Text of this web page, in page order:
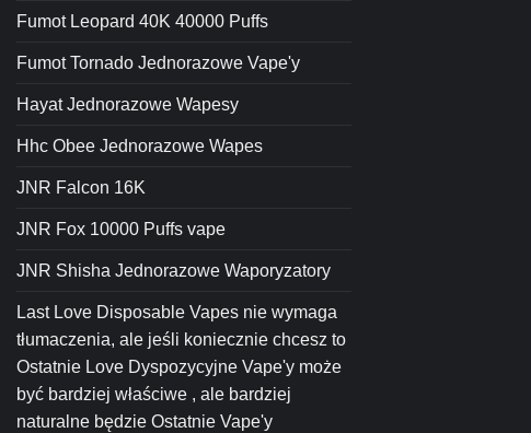
Fumot Leopard 40K 40000 Puffs
Fumot Tornado Jednorazowe Vape'y
Hayat Jednorazowe Wapesy
Hhc Obee Jednorazowe Wapes
JNR Falcon 16K
JNR Fox 10000 Puffs vape
JNR Shisha Jednorazowe Waporyzatory
Last Love Disposable Vapes nie wymaga
tłumaczenia, ale jeśli koniecznie chcesz to
Ostatnie Love Dyspozycyjne Vape'y może
być bardziej właściwe , ale bardziej
naturalne będzie Ostatnie Vape'y